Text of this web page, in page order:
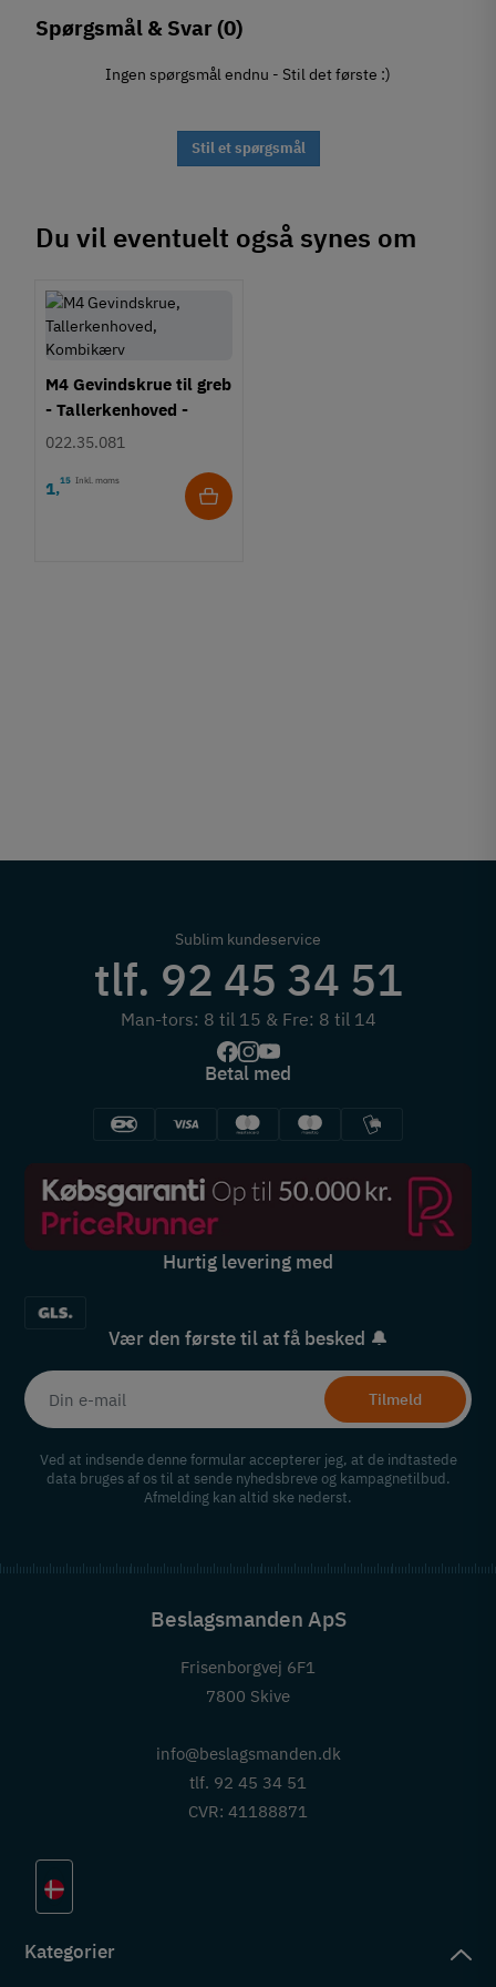
Spørgsmål & Svar(0)
Ingen spørgsmål endnu - Stil det første :)
Stil et spørgsmål
Du vil eventuelt også synes om
M4 Gevindskrue til greb
- Tallerkenhoved -
Krydskærv
022.35.081
1,15 Inkl. moms
Sublim kundeservice
tlf. 92 45 34 51
Man-tors: 8 til 15 & Fre: 8 til 14
Betal med
Hurtig levering med
Vær den første til at få besked 🔔
Tilmeld
Ved at indsende denne formular accepterer jeg, at de indtastede
data bruges af os til at sende nyhedsbreve og kampagnetilbud.
Afmelding kan altid ske nederst.
Beslagsmanden ApS
Frisenborgvej 6F1
7800 Skive
info@beslagsmanden.dk
tlf. 92 45 34 51
CVR: 41188871
Kategorier